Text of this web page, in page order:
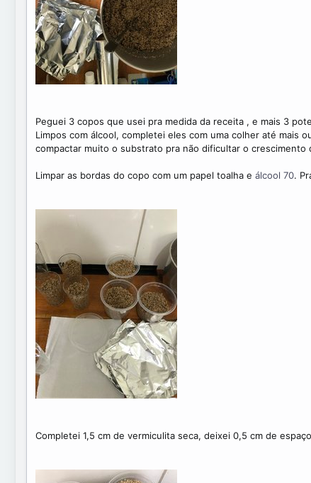
Peguei 3 copos que usei pra medida da receita , e mais 3
Limpos com álcool, completei eles com uma colher até mais
compactar muito o substrato pra não dificultar o crescimento
Limpar as bordas do copo com um papel toalha e álcool 70.
Completei 1,5 cm de vermiculita seca, deixei 0,5 cm de